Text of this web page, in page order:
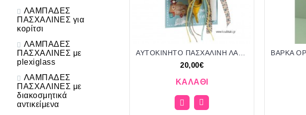
ΛΑΜΠΑΔΕΣ
ΠΑΣΧΑΛΙΝΕΣ για
κορίτσι
ΛΑΜΠΑΔΕΣ
ΠΑΣΧΑΛΙΝΕΣ με
plexiglass
ΛΑΜΠΑΔΕΣ
ΠΑΣΧΑΛΙΝΕΣ με
διακοσμητικά
αντικείμενα
ΑΥΤΟΚΙΝΗΤΟ ΠΑΣΧΑΛΙΝΗ ΛΑΜΠΑΔΑ ΚΑΙ ΔΩΡΟ ΜΕΤΑΛΛΙΚΟ ΔΙΑΚΟΣΜΗΤΙΚΟ ΣΕ ΞΥΛΙΝΗ ΕΤΙΚΕΤΑ ΚΑΙ ΣΥΣΚΕΥΑΣΙΑ ΔΩΡΟΥ ΠΑΡ-19310/411200 20.00€!!!!
20,00€
ΚΑΛΆΘΙ